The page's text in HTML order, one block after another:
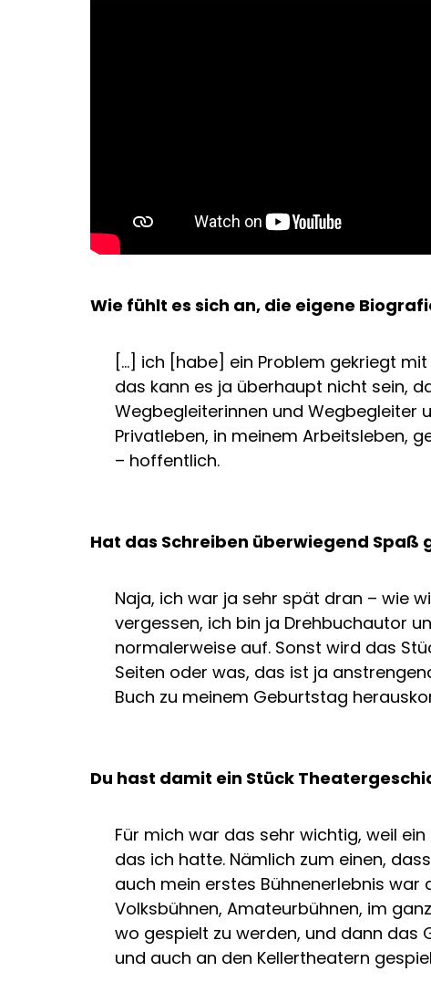
Wie fühlt es sich an, die eigene
[…] ich [habe] ein Problem gekriegt
das kann es ja überhaupt nicht sein,
Wegbegleiterinnen und Wegbegleiter
Privatleben, in meinem Arbeitsleben,
– hoffentlich.
Hat das Schreiben überwiegend
Naja, ich war ja sehr spät dran – wie
vergessen, ich bin ja Drehbuchautor
normalerweise auf. Sonst wird das
Seiten oder was, das ist ja
Buch zu meinem Geburtstag
Du hast damit ein Stück
Für mich war das sehr wichtig, weil
das ich hatte. Nämlich zum einen,
auch mein erstes Bühnenerlebnis war
Volksbühnen, Amateurbühnen, im
wo gespielt zu werden, und dann das
und auch an den Kellertheatern